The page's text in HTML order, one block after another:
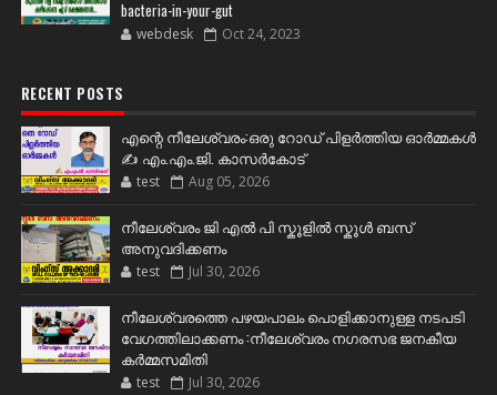
bacteria-in-your-gut
webdesk Oct 24, 2023
RECENT POSTS
എന്റെ നീലേശ്വരം:ഒരു റോഡ് പിളർത്തിയ ഓർമ്മകൾ
✍️ എം.എം.ജി. കാസർകോട്
test Aug 05, 2026
നീലേശ്വരം ജി എൽ പി സ്കൂളിൽ സ്കൂൾ ബസ്
അനുവദിക്കണം
test Jul 30, 2026
നീലേശ്വരത്തെ പഴയപാലം പൊളിക്കാനുള്ള നടപടി
വേഗത്തിലാക്കണം :നീലേശ്വരം നഗരസഭ ജനകീയ
കർമ്മസമിതി
test Jul 30, 2026